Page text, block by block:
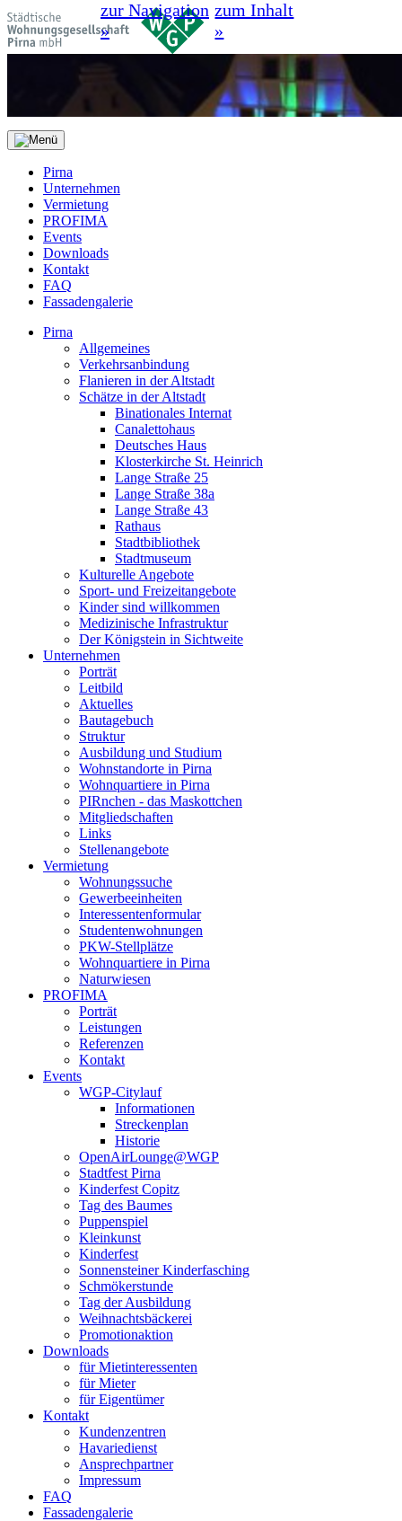
zur Navigation
»
zum Inhalt
»
Pirna
Unternehmen
Vermietung
PROFIMA
Events
Downloads
Kontakt
FAQ
Fassadengalerie
Pirna
Allgemeines
Verkehrsanbindung
Flanieren in der Altstadt
Schätze in der Altstadt
Binationales Internat
Canalettohaus
Deutsches Haus
Klosterkirche St. Heinrich
Lange Straße 25
Lange Straße 38a
Lange Straße 43
Rathaus
Stadtbibliothek
Stadtmuseum
Kulturelle Angebote
Sport- und Freizeitangebote
Kinder sind willkommen
Medizinische Infrastruktur
Der Königstein in Sichtweite
Unternehmen
Porträt
Leitbild
Aktuelles
Bautagebuch
Struktur
Ausbildung und Studium
Wohnstandorte in Pirna
Wohnquartiere in Pirna
PIRnchen - das Maskottchen
Mitgliedschaften
Links
Stellenangebote
Vermietung
Wohnungssuche
Gewerbeeinheiten
Interessentenformular
Studentenwohnungen
PKW-Stellplätze
Wohnquartiere in Pirna
Naturwiesen
PROFIMA
Porträt
Leistungen
Referenzen
Kontakt
Events
WGP-Citylauf
Informationen
Streckenplan
Historie
OpenAirLounge@WGP
Stadtfest Pirna
Kinderfest Copitz
Tag des Baumes
Puppenspiel
Kleinkunst
Kinderfest
Sonnensteiner Kinderfasching
Schmökerstunde
Tag der Ausbildung
Weihnachtsbäckerei
Promotionaktion
Downloads
für Mietinteressenten
für Mieter
für Eigentümer
Kontakt
Kundenzentren
Havariedienst
Ansprechpartner
Impressum
FAQ
Fassadengalerie